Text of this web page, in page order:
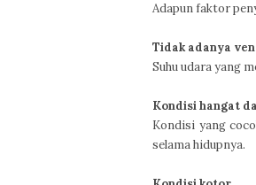
Adapun faktor
Tidak adanya
Suhu udara yang
Kondisi hangat
Kondisi yang
selama hidupnya.